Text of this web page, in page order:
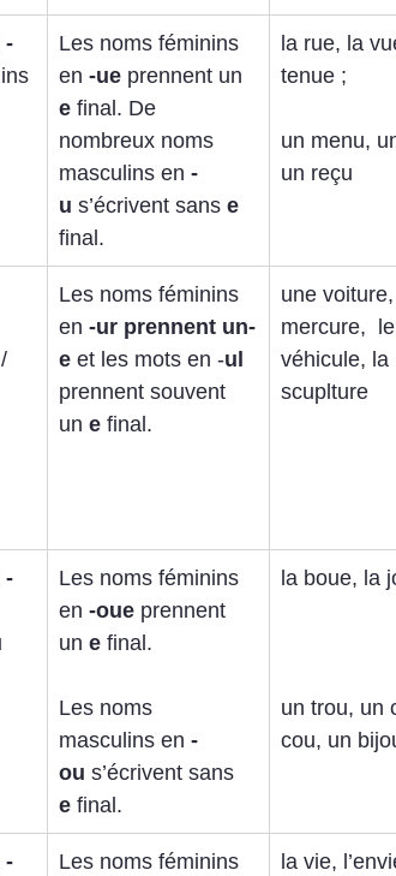
-
Les noms féminins
en -ue prennent un
e final. De
nombreux noms
masculins en -
u s’écrivent sans e
final.
la rue, la
tenue ;
un menu,
un reçu
/
Les noms féminins
en -ur prennent un-
e et les mots en -ul
prennent souvent
un e final.
une
mercure,  le
véhicule, la
scuplture
-
Les noms féminins
en -oue prennent
un e final.
Les noms
masculins en -
ou s’écrivent sans
e final.
la boue, la
un trou, un
cou, un
- Les noms féminins la vie,